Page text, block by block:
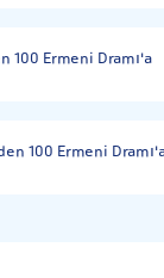
100 Ermeni Dramı'a
100 Ermeni